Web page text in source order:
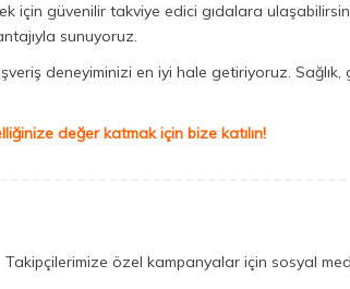
güvenilir takviye edici gıdalara
sunuyoruz.
deneyiminizi en iyi hale getiriyoruz. Sağlık,
değer katmak için bize katılın!
Takipçilerimize özel kampanyalar için sosyal